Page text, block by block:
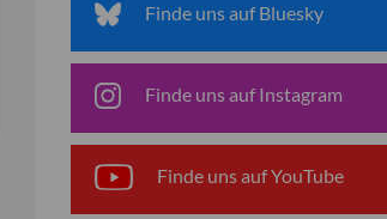
Finde uns auf Bluesky
Finde uns auf Instagram
Finde uns auf YouTube